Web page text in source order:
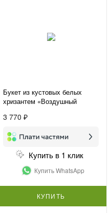
Букет из кустовых белых
хризантем «Воздушный
3 770 ₽
Купить в 1 клик
Купить WhatsApp
КУПИТЬ